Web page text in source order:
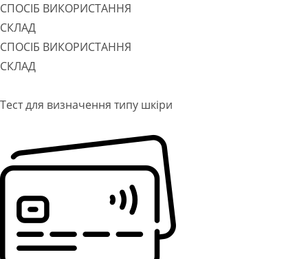
СПОСІБ ВИКОРИСТАННЯ
СКЛАД
СПОСІБ ВИКОРИСТАННЯ
СКЛАД
Тест для визначення типу шкіри